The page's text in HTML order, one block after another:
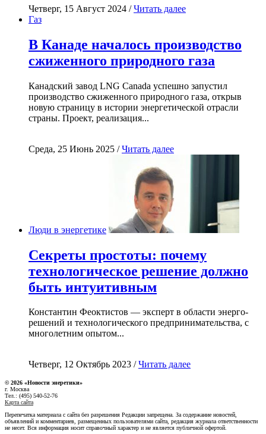
Четверг, 15 Август 2024 /Читать далее
Газ
В Канаде началось производство
сжиженного природного газа
Канадский завод LNG Canada успешно запустил
производство сжиженного природного газа, открыв
новую страницу в истории энергетической отрасли
страны. Проект, реализация...
Среда, 25 Июнь 2025 /Читать далее
Люди в энергетике
Секреты простоты: почему
технологическое решение должно
быть интуитивным
Константин Феоктистов — эксперт в области энерго-
решений и технологического предпринимательства, с
многолетним опытом...
Четверг, 12 Октябрь 2023 /Читать далее
© 2026 «Новости энеретики»
г. Москва
Тел.: (495) 540-52-76
Карта сайта
Перепечатка материала с сайта без разрешения Редакции запрещена. За содержание новостей,
объявлений и комментариев, размещенных пользователями сайта, редакция журнала ответственности
не несет. Вся информация носит справочный характер и не является публичной офертой.